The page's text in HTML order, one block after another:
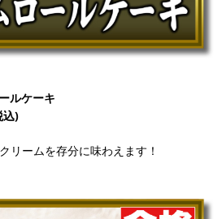
ルケーキ
込)
リームを存分に味わえます！